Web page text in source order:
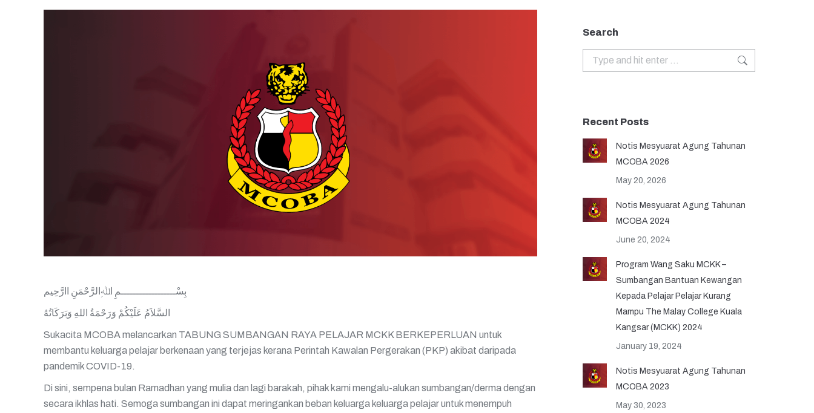
بِسْــــــــــــــــــمِ اﷲِالرَّحْمَنِ اارَّحِيم
السَّلاَمُ عَلَيْكُمْ وَرَحْمَةُ اللهِ وَبَرَكَاتُهُ
Sukacita MCOBA melancarkan TABUNG SUMBANGAN RAYA PELAJAR MCKK BERKEPERLUAN untuk
membantu keluarga pelajar berkenaan yang terjejas kerana Perintah Kawalan Pergerakan (PKP) akibat daripada
pandemik COVID-19.
Di sini, sempena bulan Ramadhan yang mulia dan lagi barakah, pihak kami mengalu-alukan sumbangan/derma dengan
secara ikhlas hati. Semoga sumbangan ini dapat meringankan beban keluarga keluarga pelajar untuk menempuh
Search
Search:
Recent Posts
Notis Mesyuarat Agung Tahunan
MCOBA 2026
May 20, 2026
Notis Mesyuarat Agung Tahunan
MCOBA 2024
June 20, 2024
Program Wang Saku MCKK –
Sumbangan Bantuan Kewangan
Kepada Pelajar Pelajar Kurang
Mampu The Malay College Kuala
Kangsar (MCKK) 2024
January 19, 2024
Notis Mesyuarat Agung Tahunan
MCOBA 2023
May 30, 2023